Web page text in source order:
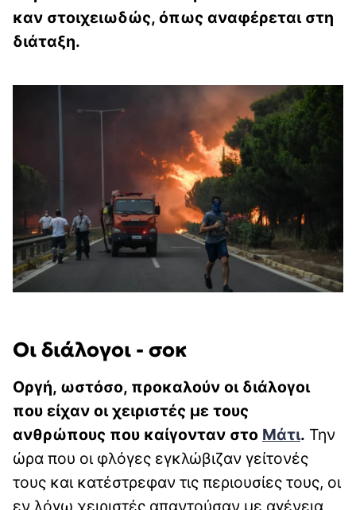
καν στοιχειωδώς, όπως αναφέρεται στη
διάταξη.
Οι διάλογοι - σοκ
Οργή, ωστόσο, προκαλούν οι διάλογοι
που είχαν οι χειριστές με τους
ανθρώπους που καίγονταν στο Μάτι. Την
ώρα που οι φλόγες εγκλώβιζαν γείτονές
τους και κατέστρεφαν τις περιουσίες τους, οι
εν λόγω χειριστές απαντούσαν με αγένεια